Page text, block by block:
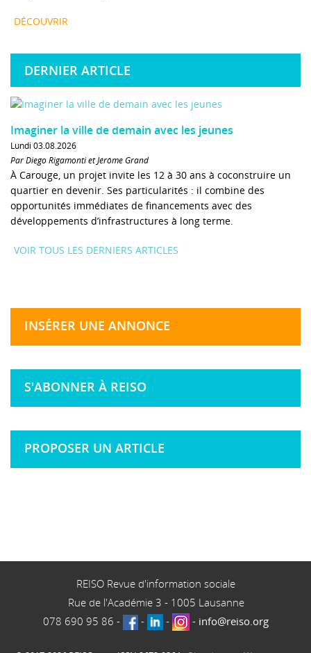
DÉCOUVRIR
DERNIER ARTICLE
Imaginer la ville de demain avec les jeunes
Lundi 03.08.2026
Par Diego Rigamonti et Jérôme Grand
À Carouge, un projet invite les 12 à 30 ans à coconstruire un
quartier en devenir. Ses particularités : il combine des
opportunités immédiates de financements avec des
développements d’infrastructures à long terme.
VOIR TOUS LES DERNIERS ARTICLES
INSÉRER UNE ANNONCE
S'ABONNER À REISO
PROPOSER UN ARTICLE
REISO Revue d'information sociale
Rue de l'Académie 3 - 1005 Lausanne
078 690 95 86 - - - - info@reiso.org